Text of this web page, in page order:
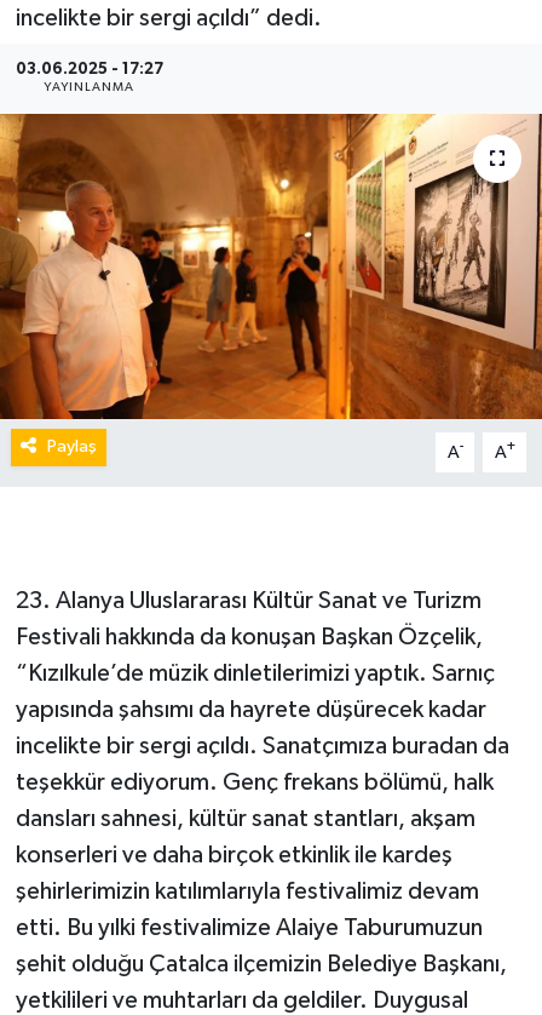
incelikte bir sergi açıldı” dedi.
03.06.2025 - 17:27
YAYINLANMA
Paylaş A- A+
23. Alanya Uluslararası Kültür Sanat ve Turizm
Festivali hakkında da konuşan Başkan Özçelik,
“Kızılkule’de müzik dinletilerimizi yaptık. Sarnıç
yapısında şahsımı da hayrete düşürecek kadar
incelikte bir sergi açıldı. Sanatçımıza buradan da
teşekkür ediyorum. Genç frekans bölümü, halk
dansları sahnesi, kültür sanat stantları, akşam
konserleri ve daha birçok etkinlik ile kardeş
şehirlerimizin katılımlarıyla festivalimiz devam
etti. Bu yılki festivalimize Alaiye Taburumuzun
şehit olduğu Çatalca ilçemizin Belediye Başkanı,
yetkilileri ve muhtarları da geldiler. Duygusal
Gazipaşa